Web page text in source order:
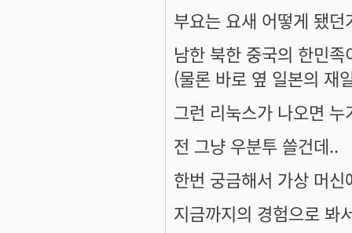
부요는 요새 어떻게 됐던
남한 북한 중국의 한민
(물론 바로 옆 일본의 재
그런 리눅스가 나오면 누
전 그냥 우분투 쓸건데..
한번 궁금해서 가상 머
지금까지의 경험으로 봐